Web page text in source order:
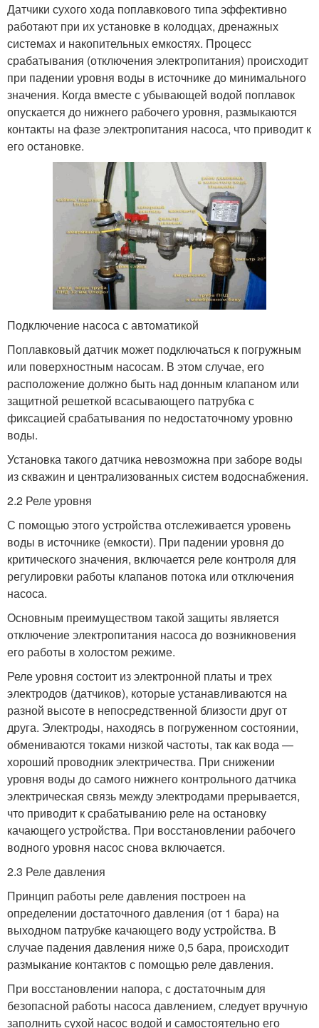
Датчики сухого хода поплавкового типа эффективно
работают при их установке в колодцах, дренажных
системах и накопительных емкостях. Процесс
срабатывания (отключения электропитания) происходит
при падении уровня воды в источнике до минимального
значения. Когда вместе с убывающей водой поплавок
опускается до нижнего рабочего уровня, размыкаются
контакты на фазе электропитания насоса, что приводит к
его остановке.
Подключение насоса с автоматикой
Поплавковый датчик может подключаться к погружным
или поверхностным насосам. В этом случае, его
расположение должно быть над донным клапаном или
защитной решеткой всасывающего патрубка с
фиксацией срабатывания по недостаточному уровню
воды.
Установка такого датчика невозможна при заборе воды
из скважин и централизованных систем водоснабжения.
2.2 Реле уровня
С помощью этого устройства отслеживается уровень
воды в источнике (емкости). При падении уровня до
критического значения, включается реле контроля для
регулировки работы клапанов потока или отключения
насоса.
Основным преимуществом такой защиты является
отключение электропитания насоса до возникновения
его работы в холостом режиме.
Реле уровня состоит из электронной платы и трех
электродов (датчиков), которые устанавливаются на
разной высоте в непосредственной близости друг от
друга. Электроды, находясь в погруженном состоянии,
обмениваются токами низкой частоты, так как вода —
хороший проводник электричества. При снижении
уровня воды до самого нижнего контрольного датчика
электрическая связь между электродами прерывается,
что приводит к срабатыванию реле на остановку
качающего устройства. При восстановлении рабочего
водного уровня насос снова включается.
2.3 Реле давления
Принцип работы реле давления построен на
определении достаточного давления (от 1 бара) на
выходном патрубке качающего воду устройства. В
случае падения давления ниже 0,5 бара, происходит
размыкание контактов с помощью реле давления.
При восстановлении напора, с достаточным для
безопасной работы насоса давлением, следует вручную
заполнить сухой насос водой и самостоятельно его